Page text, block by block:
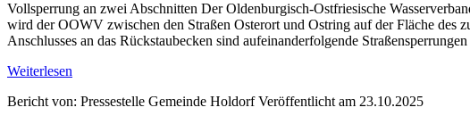
Vollsperrung an zwei Abschnitten Der Oldenburgisch-Ostfriesische
wird der OOWV zwischen den Straßen Osterort und Ostring auf der Fläche des
Anschlusses an das Rückstaubecken sind aufeinanderfolgende
Weiterlesen
Bericht von: Pressestelle Gemeinde Holdorf Veröffentlicht am 23.10.2025